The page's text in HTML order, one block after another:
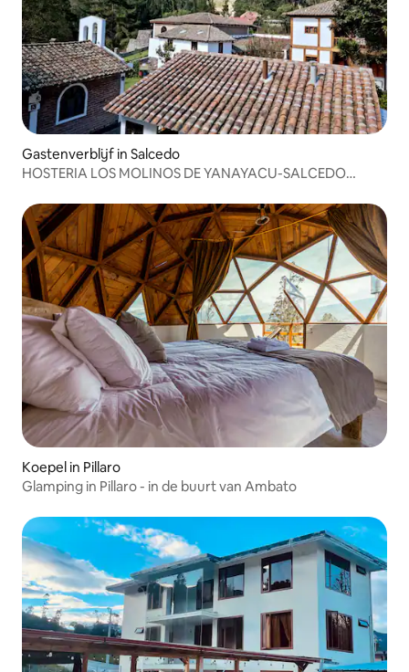
Gastenverblijf in Salcedo
HOSTERIA LOS MOLINOS DE YANAYACU-SALCEDO
Koepel in Pillaro
Glamping in Pillaro - in de buurt van Ambato